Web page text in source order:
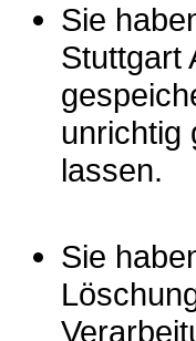
Sie
Stuttgart
unrichtig
lassen.
Sie